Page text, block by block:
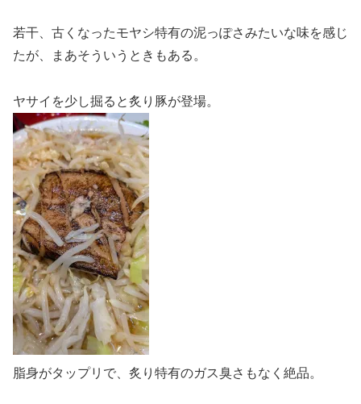
若干、古くなったモヤシ特有の泥っぽさみたいな味を感じ
たが、まあそういうときもある。
ヤサイを少し掘ると炙り豚が登場。
脂身がタップリで、炙り特有のガス臭さもなく絶品。